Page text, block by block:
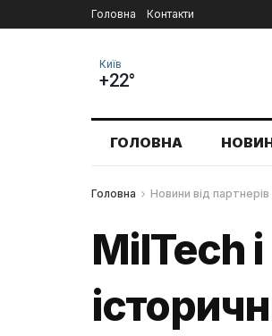
Головна Контакти
Київ
+22°
ГОЛОВНА
Головна Новини від партнерів
MilTech